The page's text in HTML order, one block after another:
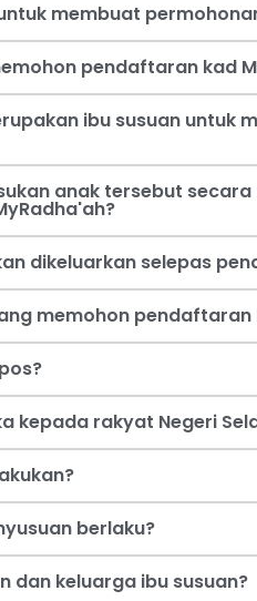
membuat
pendaftaran kad
ibu susuan
anak tersebut
dikeluarkan selepas
memohon pendaftaran
kepada rakyat Negeri
berlaku?
dan keluarga ibu susuan?